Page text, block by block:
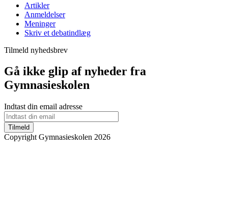
Artikler
Anmeldelser
Meninger
Skriv et debatindlæg
Tilmeld nyhedsbrev
Gå ikke glip af nyheder fra
Gymnasieskolen
Indtast din email adresse
Tilmeld
Copyright Gymnasieskolen 2026